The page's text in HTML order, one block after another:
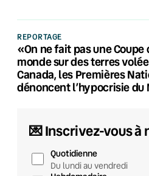
REPORTAGE
«On ne fait pas une Coupe
monde sur des terres
Canada, les Premières
dénoncent l’hypocrisie du
💌 Inscrivez-vous à
Quotidienne
Du lundi au vendredi